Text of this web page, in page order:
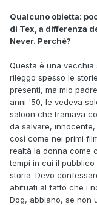
Qualcuno obietta:
di Tex, a differenza
Never. Perchè?
Questa è una
rileggo spesso le
presenti, ma mio
anni '50, le vedeva
saloon che tramava
da salvare,
così come nei primi
realtà la donna come
tempi in cui il
storia. Devo
abituati al fatto che i
Dog, abbiano, se non